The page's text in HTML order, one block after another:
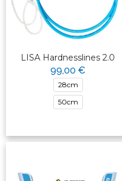
LISA Hardnesslines 2.0
99,00 €
28cm
50cm